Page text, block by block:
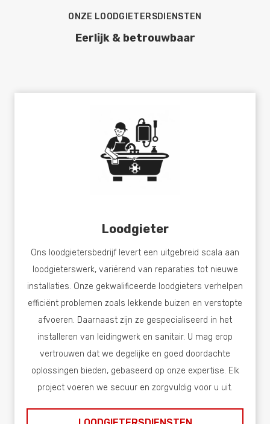
ONZE LOODGIETERSDIENSTEN
Eerlijk & betrouwbaar
Loodgieter
Ons loodgietersbedrijf levert een uitgebreid scala aan
loodgieterswerk, variërend van reparaties tot nieuwe
installaties. Onze gekwalificeerde loodgieters verhelpen
efficiënt problemen zoals lekkende buizen en verstopte
afvoeren. Daarnaast zijn ze gespecialiseerd in het
installeren van leidingwerk en sanitair. U mag erop
vertrouwen dat we degelijke en goed doordachte
oplossingen bieden, gebaseerd op onze expertise. Elk
project voeren we secuur en zorgvuldig voor u uit.